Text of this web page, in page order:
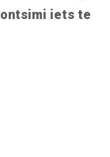
iets te